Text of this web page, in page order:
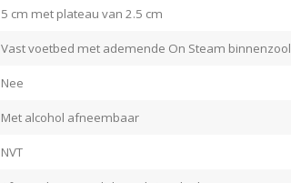
5 cm met plateau van 2.5 cm
Vast voetbed met ademende On Steam binnenzool
Nee
Met alcohol afneembaar
NVT